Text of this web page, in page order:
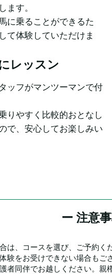
ます。
に乗ることができるた
て体験していただけま
レッスン
ッフがマンツーマンで付
りやすく比較的おとなし
で、安心してお楽しみい
ー 注意
は、コースを選び、ご予約
験をお受けできない場合もご
者同伴でお越しください。親